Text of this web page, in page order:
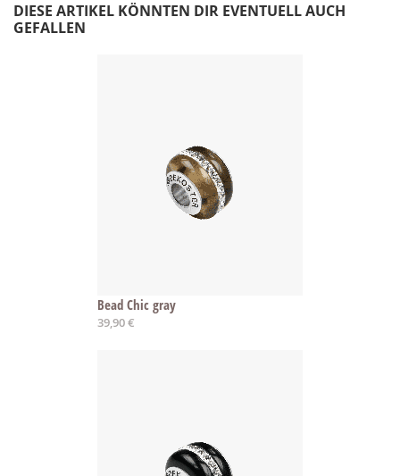
DIESE ARTIKEL KÖNNTEN DIR EVENTUELL AUCH
GEFALLEN
Bead Chic gray
39,90 €